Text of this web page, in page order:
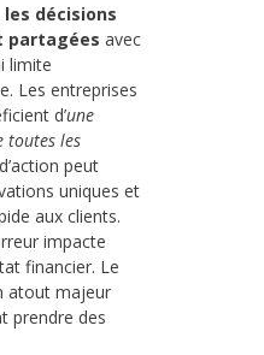
les décisions
partagées avec
limite
Les entreprises
d’une
toutes les
peut
uniques et
aux clients.
impacte
financier. Le
atout majeur
prendre des